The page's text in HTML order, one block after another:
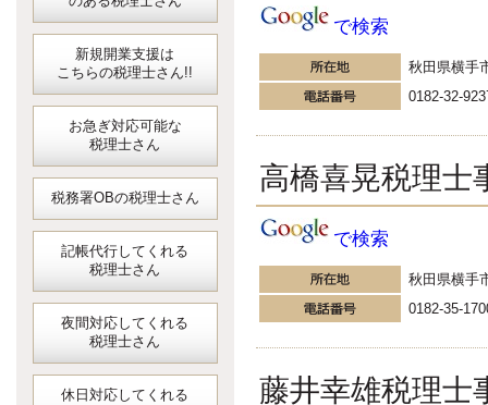
新規開業支援は
こちらの税理士さん!!
お急ぎ対応可能な
税理士さん
税務署OBの税理士さん
記帳代行してくれる
税理士さん
夜間対応してくれる
税理士さん
休日対応してくれる
で検索
秋田県横手
0182-32-
高橋喜晃税理士
で検索
秋田県横手
0182-35-
藤井幸雄税理士